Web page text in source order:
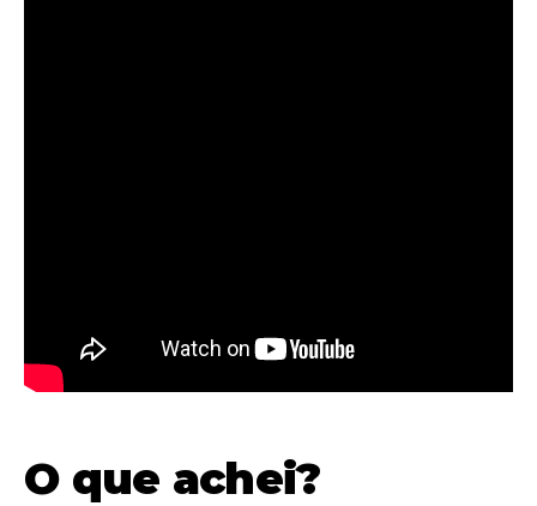
O que achei?